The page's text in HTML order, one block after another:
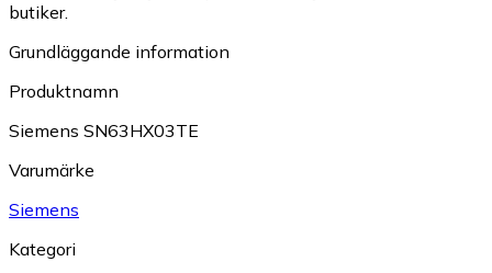
butiker.
Grundläggande information
Produktnamn
Siemens SN63HX03TE
Varumärke
Siemens
Kategori